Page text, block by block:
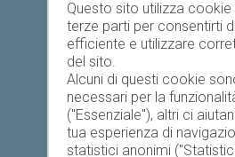
Oggi Domani
Questo sito utilizza
terze parti per consentirti
efficiente e utilizzare
del sito.
Alcuni di questi cookie
necessari per la
("Essenziale"), altri ci
tua esperienza di
statistici anonimi